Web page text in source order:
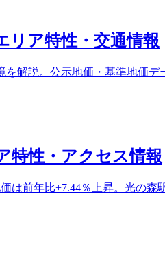
リア特性・交通情報
解説。公示地価・基準地価
特性・アクセス情報
は前年比+7.44％上昇。光の